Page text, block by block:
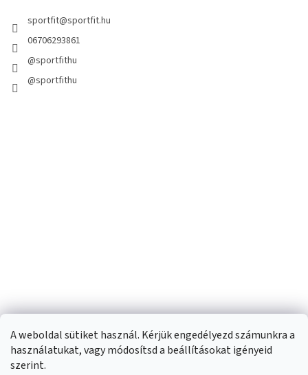
A weboldal sütiket használ. Kérjük engedélyezd számunkra a
használatukat, vagy módosítsd a beállításokat igényeid
szerint.
sportfit@sportfit.hu
06706293861
@sportfithu
@sportfithu